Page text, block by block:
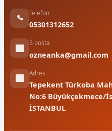
Telefon
05301312652
E-posta
ozneanka@gmail.com
Adres
Tepekent Türkoba
No:6 Büyükçekmece/
İSTANBUL